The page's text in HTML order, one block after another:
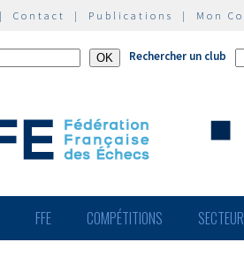
Contact | Publications | Mon
Rechercher un club
FFE COMPÉTITIONS